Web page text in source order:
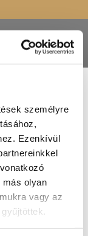
személyre
Ezenkívül
más olyan
vagy az